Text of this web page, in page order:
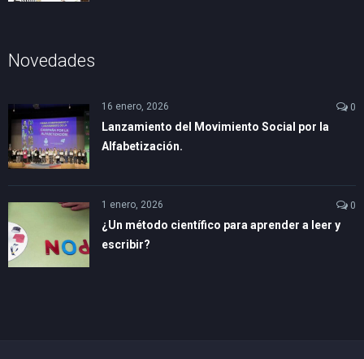
Novedades
16 enero, 2026 0
Lanzamiento del Movimiento Social por la
Alfabetización.
1 enero, 2026 0
¿Un método científico para aprender a leer y
escribir?